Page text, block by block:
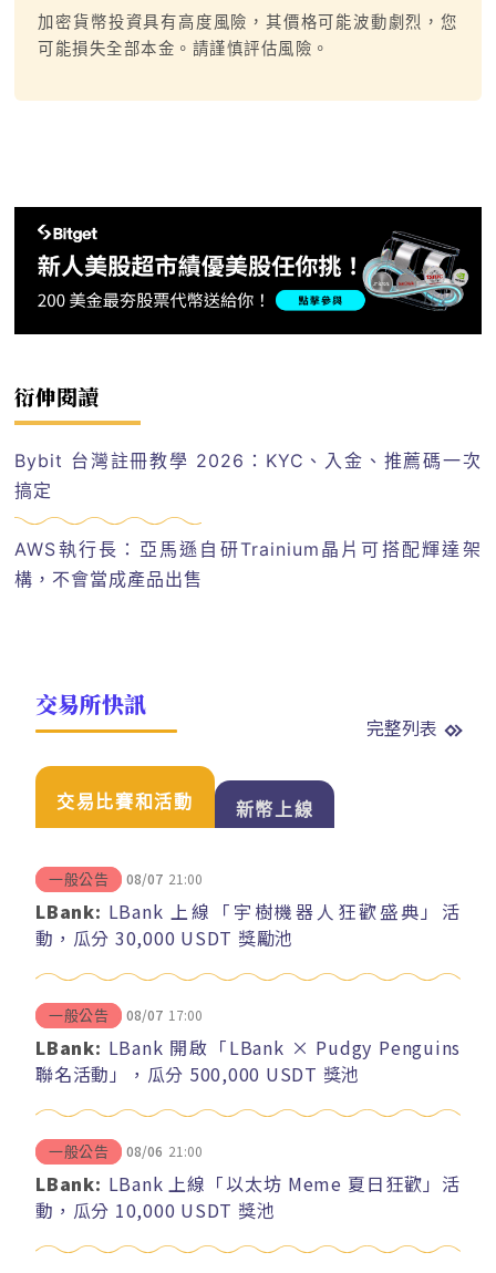
加密貨幣投資具有高度風險，其價格可能波動劇烈，您
可能損失全部本金。請謹慎評估風險。
衍伸閱讀
Bybit 台灣註冊教學 2026：KYC、入金、推薦碼一次
搞定
AWS執行長：亞馬遜自研Trainium晶片可搭配輝達架
構，不會當成產品出售
交易所快訊
完整列表
交易比賽和活動 新幣上線
一般公告 08/07 21:00
LBank: LBank 上線「宇樹機器人狂歡盛典」活
動，瓜分 30,000 USDT 獎勵池
一般公告 08/07 17:00
LBank: LBank 開啟「LBank × Pudgy Penguins
聯名活動」，瓜分 500,000 USDT 獎池
一般公告 08/06 21:00
LBank: LBank 上線「以太坊 Meme 夏日狂歡」活
動，瓜分 10,000 USDT 獎池